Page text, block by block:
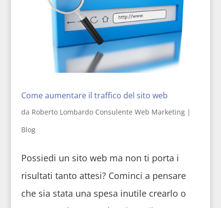
Come aumentare il traffico del sito web
da Roberto Lombardo Consulente Web Marketing|
Blog
Possiedi un sito web ma non ti porta i
risultati tanto attesi? Cominci a pensare
che sia stata una spesa inutile crearlo o